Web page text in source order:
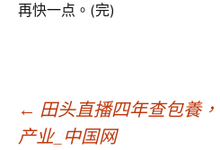
再快一点。(完)
文
← 田头直播四年查包養
产业_中国网